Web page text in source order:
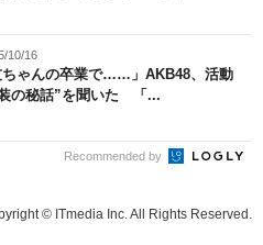
10/16
ちゃんの卒業で……」AKB48、活動
の秘話”を聞いた 「...
Recommended by
© ITmedia Inc. All Rights Reserved.